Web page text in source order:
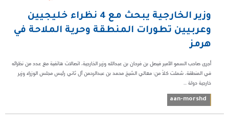
وزير الخارجية يبحث مع 4 نظراء خليجيين
وعربيين تطورات المنطقة وحرية الملاحة في
هرمز
أجرى صاحب السمو الأمير فيصل بن فرحان بن عبدالله وزير الخارجية، اتصالات هاتفية مع عدد من نظرائه
في المنطقة، شملت كلاً من: معالي الشيخ محمد بن عبدالرحمن آل ثاني رئيس مجلس الوزراء وزير
خارجية دولة ...
aan-morshd